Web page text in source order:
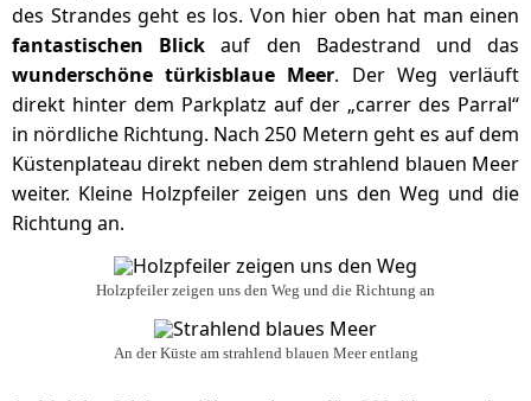
des Strandes geht es los. Von hier oben hat man einen
fantastischen Blick auf den Badestrand und das
wunderschöne türkisblaue Meer. Der Weg verläuft
direkt hinter dem Parkplatz auf der „carrer des Parral“
in nördliche Richtung. Nach 250 Metern geht es auf dem
Küstenplateau direkt neben dem strahlend blauen Meer
weiter. Kleine Holzpfeiler zeigen uns den Weg und die
Richtung an.
Holzpfeiler zeigen uns den Weg und die Richtung an
An der Küste am strahlend blauen Meer entlang